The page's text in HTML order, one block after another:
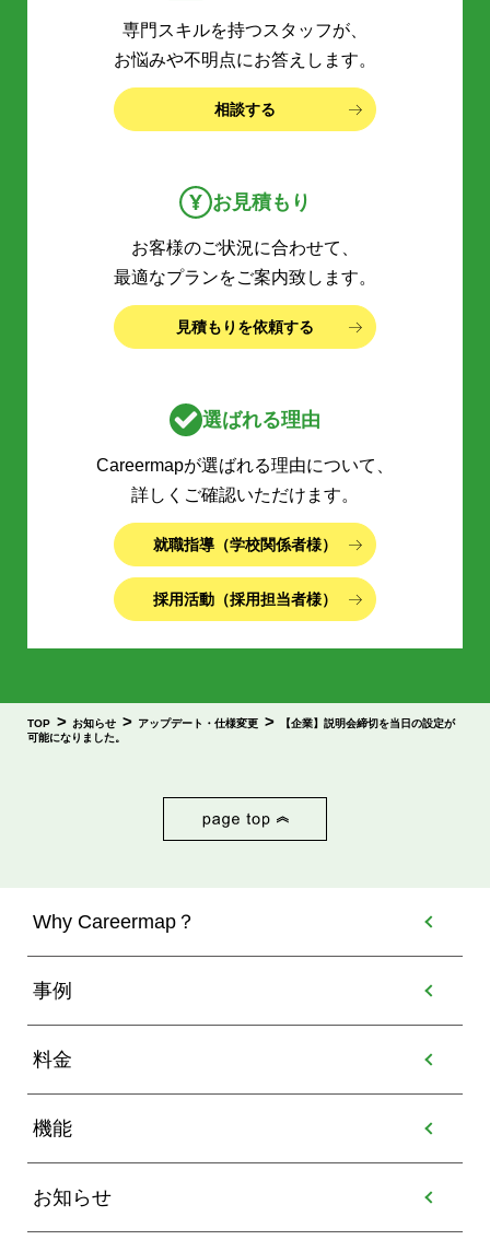
専門スキルを持つスタッフが、
お悩みや不明点にお答えします。
相談する
お見積もり
お客様のご状況に合わせて、
最適なプランをご案内致します。
見積もりを依頼する
選ばれる理由
Careermapが選ばれる理由について、
詳しくご確認いただけます。
就職指導（学校関係者様）
採用活動（採用担当者様）
TOP > お知らせ > アップデート・仕様変更 >
【企業】説明会締切を当日の設定が
可能になりました。
Why Careermap？
事例
料金
機能
お知らせ